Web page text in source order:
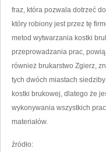
fraz, która pozwala dotrzeć
który robiony jest przez tę
metod wytwarzania kostki
przeprowadzania prac,
również brukarstwo Zgierz,
tych dwóch miastach
kostki brukowej, dlatego że
wykonywania wszystkich
materiałów.
źródło: